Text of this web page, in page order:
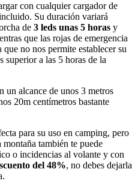
con cualquier cargador de
Su duración variará
de 3 leds unas 5 horas y
que las rojas de emergencia
no nos permite establecer su
superior a las 5 horas de la
un alcance de unos 3 metros
20m centímetros bastante
para su uso en camping, pero
montaña también te puede
o incidencias al volante y con
del 48%, no debes dejarla